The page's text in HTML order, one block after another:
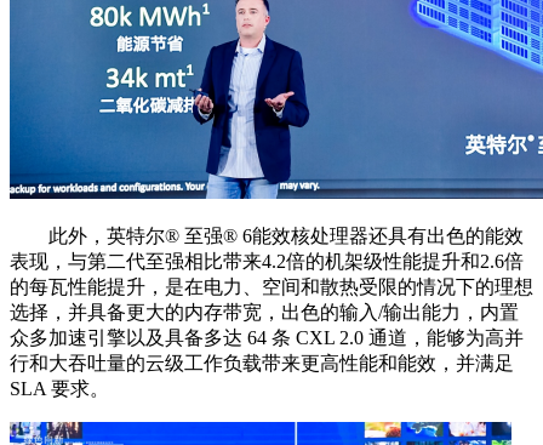
此外，英特尔®️ 至强®️ 6能效核处理器还具有出色的能效
表现，与第二代至强相比带来4.2倍的机架级性能提升和2.6倍
的每瓦性能提升，是在电力、空间和散热受限的情况下的理想
选择，并具备更大的内存带宽，出色的输入/输出能力，内置
众多加速引擎以及具备多达 64 条 CXL 2.0 通道，能够为高并
行和大吞吐量的云级工作负载带来更高性能和能效，并满足
SLA 要求。